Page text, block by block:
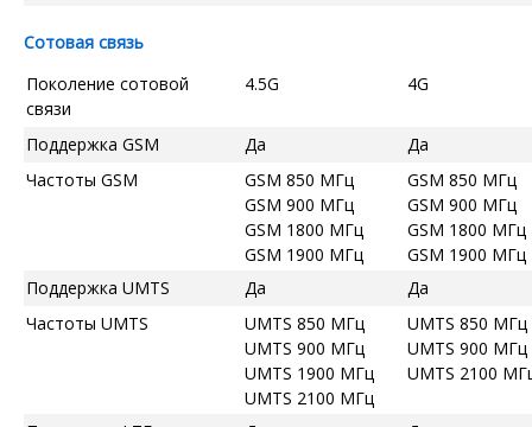
Сотовая связь
Поколение сотовой
связи
4.5G 4G
Поддержка GSM Да
Да
Частоты GSM
GSM 850 МГц
GSM 900 МГц
GSM 1800 МГц
GSM 1900 МГц
GSM 850 МГц
GSM 900 МГц
GSM 1800 МГц
GSM 1900 МГц
Поддержка UMTS
Да
Да
Частоты UMTS
UMTS 850 МГц
UMTS 900 МГц
UMTS 1900 МГц
UMTS 2100 МГц
UMTS 850 МГц
UMTS 900 МГц
UMTS 2100